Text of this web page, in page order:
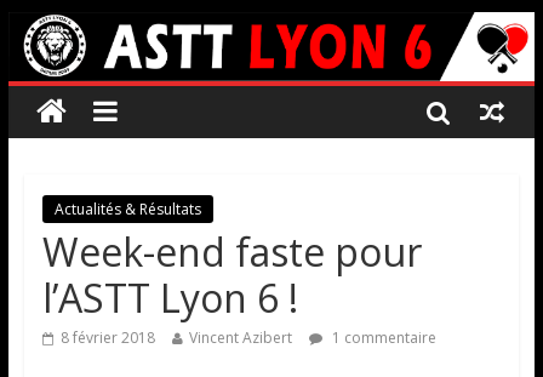
Actualités & Résultats
Week-end faste pour
l’ASTT Lyon 6 !
8 février 2018 Vincent Azibert 1 commentaire